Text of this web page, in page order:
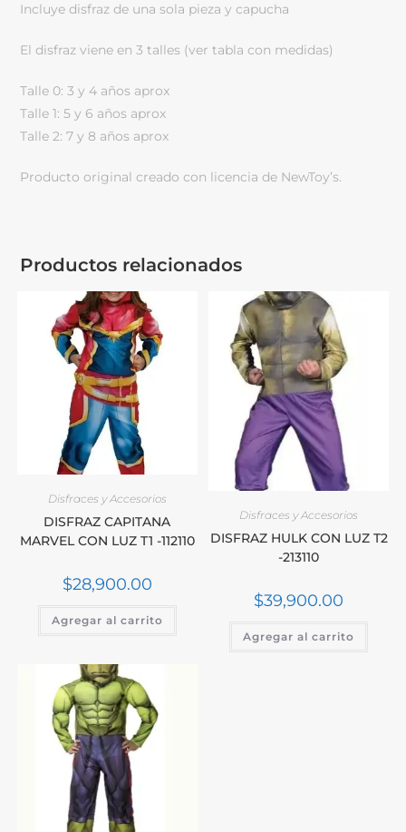
Incluye disfraz de una sola pieza y capucha
El disfraz viene en 3 talles (ver tabla con medidas)
Talle 0: 3 y 4 años aprox
Talle 1: 5 y 6 años aprox
Talle 2: 7 y 8 años aprox
Producto original creado con licencia de NewToy’s.
Productos relacionados
Disfraces y Accesorios
DISFRAZ CAPITANA
MARVEL CON LUZ T1 -112110
$28,900.00
Agregar al carrito
Disfraces y Accesorios
DISFRAZ HULK CON LUZ T2
-213110
$39,900.00
Agregar al carrito